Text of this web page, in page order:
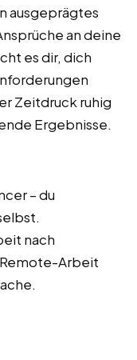
ausgeprägtes
an deine
es dir, dich
Zeitdruck ruhig
Ergebnisse.
– du
nach
Arbeit